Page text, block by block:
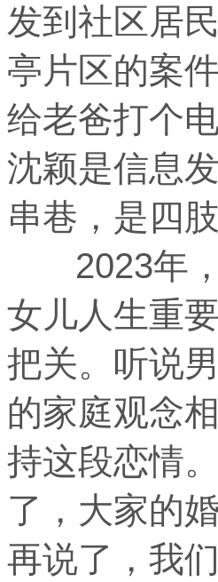
发到社区居
亭片区的案
给老爸打个
沈颖是信息
串巷，是四
2023年，
女儿人生重
把关。听说
的家庭观念
持这段恋情
了，大家的
再说了，我